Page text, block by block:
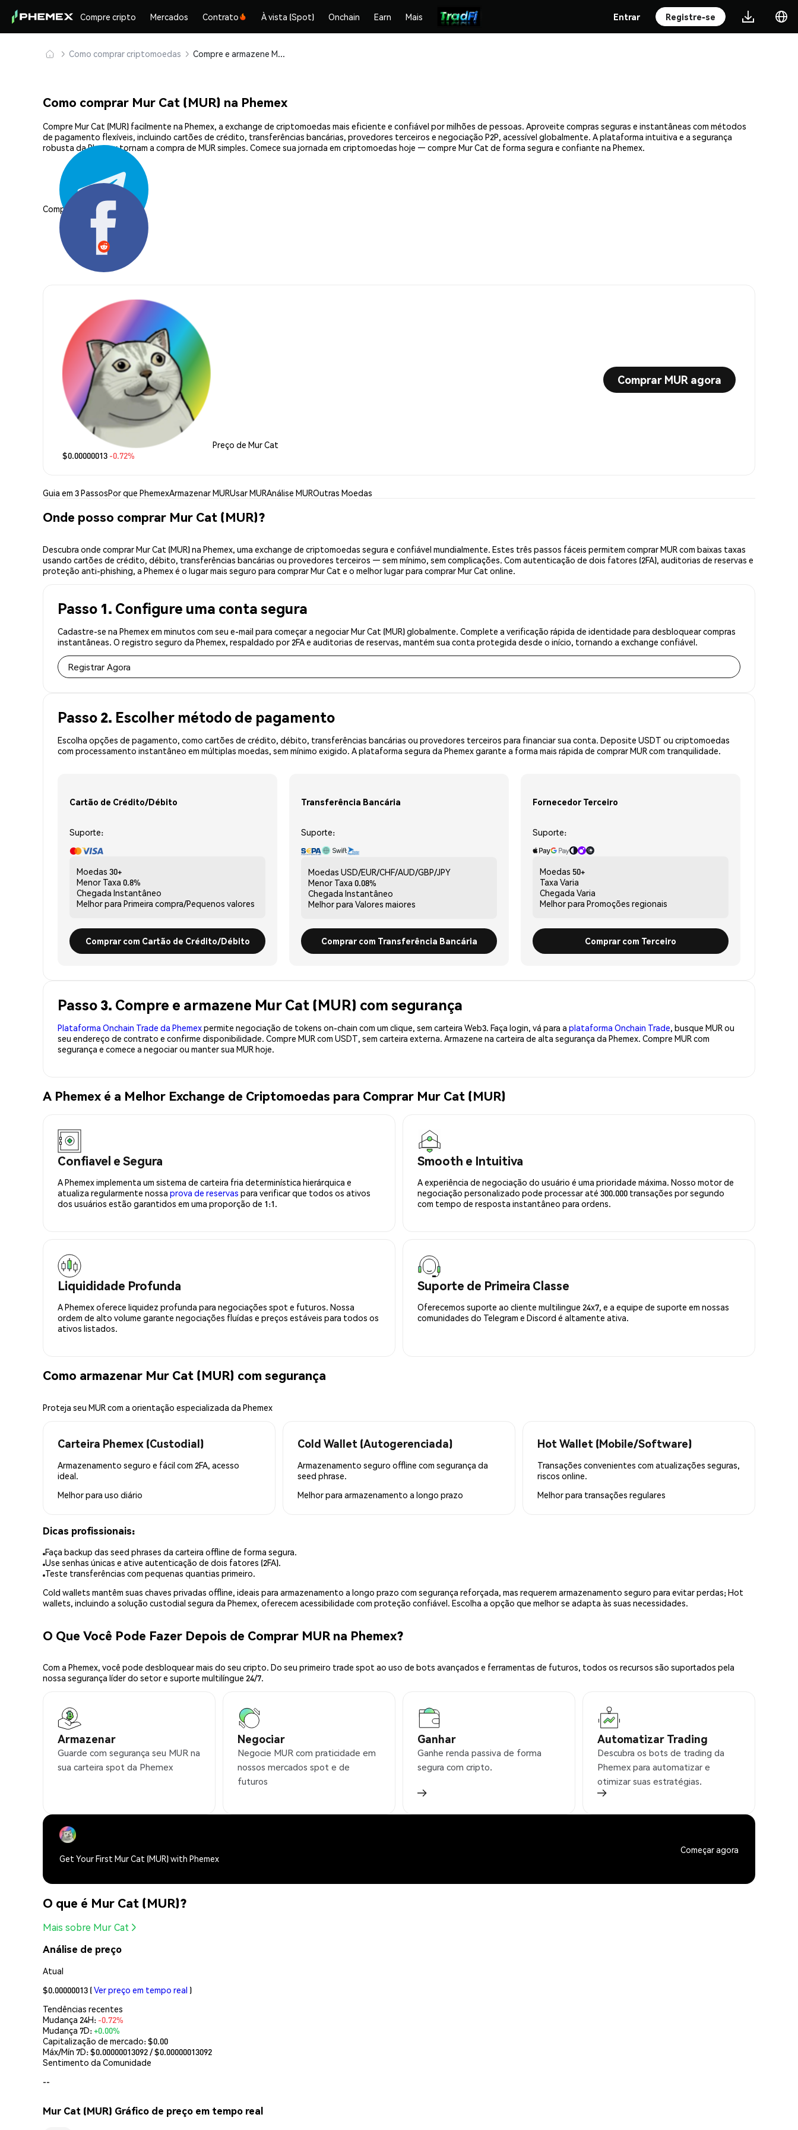
Compre cripto Mercados Contrato À vista (Spot) Onchain Earn Mais Entrar Registre-se
Como comprar criptomoedas Compre e armazene Mur Cat (MUR) com segurança
Como comprar Mur Cat (MUR) na Phemex
Compre Mur Cat (MUR) facilmente na Phemex, a exchange de criptomoedas mais eficiente e confiável por milhões de pessoas. Aproveite compras seguras e instantâneas com métodos
de pagamento flexíveis, incluindo cartões de crédito, transferências bancárias, provedores terceiros e negociação P2P, acessível globalmente. A plataforma intuitiva e a segurança
robusta da Phemex tornam a compra de MUR simples. Comece sua jornada em criptomoedas hoje — compre Mur Cat de forma segura e confiante na Phemex.
Compartilhar:
Preço de Mur Cat
$0.00000013 -0.72%
Comprar MUR agora
Guia em 3 PassosPor que PhemexArmazenar MURUsar MURAnálise MUROutras Moedas
Onde posso comprar Mur Cat (MUR)?
Descubra onde comprar Mur Cat (MUR) na Phemex, uma exchange de criptomoedas segura e confiável mundialmente. Estes três passos fáceis permitem comprar MUR com baixas taxas
usando cartões de crédito, débito, transferências bancárias ou provedores terceiros — sem mínimo, sem complicações. Com autenticação de dois fatores (2FA), auditorias de reservas e
proteção anti-phishing, a Phemex é o lugar mais seguro para comprar Mur Cat e o melhor lugar para comprar Mur Cat online.
Passo 1. Configure uma conta segura
Cadastre-se na Phemex em minutos com seu e-mail para começar a negociar Mur Cat (MUR) globalmente. Complete a verificação rápida de identidade para desbloquear compras
instantâneas. O registro seguro da Phemex, respaldado por 2FA e auditorias de reservas, mantém sua conta protegida desde o início, tornando a exchange confiável.
Registrar Agora
Passo 2. Escolher método de pagamento
Escolha opções de pagamento, como cartões de crédito, débito, transferências bancárias ou provedores terceiros para financiar sua conta. Deposite USDT ou criptomoedas
com processamento instantâneo em múltiplas moedas, sem mínimo exigido. A plataforma segura da Phemex garante a forma mais rápida de comprar MUR com tranquilidade.
Cartão de Crédito/Débito
Suporte:
Moedas 30+
Menor Taxa 0.8%
Chegada Instantâneo
Melhor para Primeira compra/Pequenos valores
Comprar com Cartão de Crédito/Débito
Transferência Bancária
Suporte:
Moedas USD/EUR/CHF/AUD/GBP/JPY
Menor Taxa 0.08%
Chegada Instantâneo
Melhor para Valores maiores
Comprar com Transferência Bancária
Fornecedor Terceiro
Suporte:
Moedas 50+
Taxa Varia
Chegada Varia
Melhor para Promoções regionais
Comprar com Terceiro
Passo 3. Compre e armazene Mur Cat (MUR) com segurança
Plataforma Onchain Trade da Phemexpermite negociação de tokens on-chain com um clique, sem carteira Web3. Faça login, vá para a plataforma Onchain Trade, busque MUR ou
seu endereço de contrato e confirme disponibilidade. Compre MUR com USDT, sem carteira externa. Armazene na carteira de alta segurança da Phemex. Compre MUR com
segurança e comece a negociar ou manter sua MUR hoje.
A Phemex é a Melhor Exchange de Criptomoedas para Comprar Mur Cat (MUR)
Confiavel e Segura
A Phemex implementa um sistema de carteira fria determinística hierárquica e
atualiza regularmente nossa prova de reservas para verificar que todos os ativos
dos usuários estão garantidos em uma proporção de 1:1.
Smooth e Intuitiva
A experiência de negociação do usuário é uma prioridade máxima. Nosso motor de
negociação personalizado pode processar até 300.000 transações por segundo
com tempo de resposta instantâneo para ordens.
Liquididade Profunda
A Phemex oferece liquidez profunda para negociações spot e futuros. Nossa
ordem de alto volume garante negociações fluídas e preços estáveis para todos os
ativos listados.
Suporte de Primeira Classe
Oferecemos suporte ao cliente multilingue 24x7, e a equipe de suporte em nossas
comunidades do Telegram e Discord é altamente ativa.
Como armazenar Mur Cat (MUR) com segurança
Proteja seu MUR com a orientação especializada da Phemex
Carteira Phemex (Custodial)
Armazenamento seguro e fácil com 2FA, acesso
ideal.
Melhor para uso diário
Cold Wallet (Autogerenciada)
Armazenamento seguro offline com segurança da
seed phrase.
Melhor para armazenamento a longo prazo
Hot Wallet (Mobile/Software)
Transações convenientes com atualizações seguras,
riscos online.
Melhor para transações regulares
Dicas profissionais:
Faça backup das seed phrases da carteira offline de forma segura.
Use senhas únicas e ative autenticação de dois fatores (2FA).
Teste transferências com pequenas quantias primeiro.
Cold wallets mantêm suas chaves privadas offline, ideais para armazenamento a longo prazo com segurança reforçada, mas requerem armazenamento seguro para evitar perdas; Hot
wallets, incluindo a solução custodial segura da Phemex, oferecem acessibilidade com proteção confiável. Escolha a opção que melhor se adapta às suas necessidades.
O Que Você Pode Fazer Depois de Comprar MUR na Phemex?
Com a Phemex, você pode desbloquear mais do seu cripto. Do seu primeiro trade spot ao uso de bots avançados e ferramentas de futuros, todos os recursos são suportados pela
nossa segurança líder do setor e suporte multilíngue 24/7.
Armazenar
Guarde com segurança seu MUR na
sua carteira spot da Phemex
Negociar
Negocie MUR com praticidade em
nossos mercados spot e de
futuros
Ganhar
Ganhe renda passiva de forma
segura com cripto.
Automatizar Trading
Descubra os bots de trading da
Phemex para automatizar e
otimizar suas estratégias.
Get Your First Mur Cat (MUR) with Phemex
Começar agora
O que é Mur Cat (MUR)?
Mais sobre Mur Cat
Análise de preço
Atual
$0.00000013 (Ver preço em tempo real )
Tendências recentes
Mudança 24H: -0.72%
Mudança 7D:+0.00%
Capitalização de mercado:$0.00
Máx/Mín 7D: $0.00000013092/ $0.00000013092
Sentimento da Comunidade
--
Mur Cat (MUR) Gráfico de preço em tempo real